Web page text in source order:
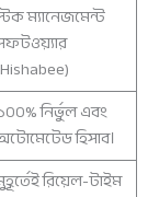
ম্যানেজমেন্ট
নির্ভুল এবং
হিসাব।
রিয়েল-টাইম